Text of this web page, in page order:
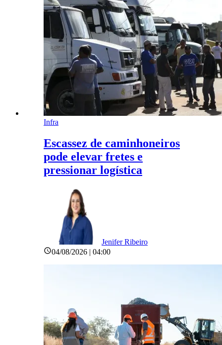
Infra
Escassez de caminhoneiros
pode elevar fretes e
pressionar logística
Jenifer Ribeiro
04/08/2026 | 04:00